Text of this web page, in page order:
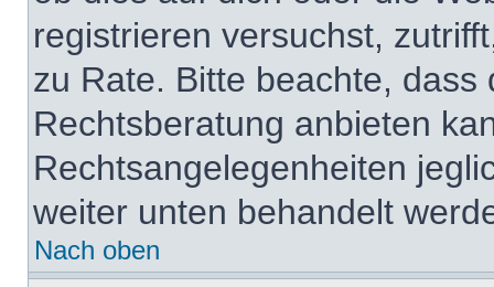
registrieren versuchst,
zu Rate. Bitte beachte, dass
Rechtsberatung anbieten
Rechtsangelegenheiten
weiter unten behandelt
Nach oben